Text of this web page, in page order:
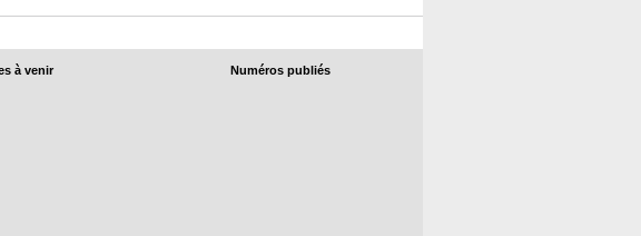
à venir Numéros publiés